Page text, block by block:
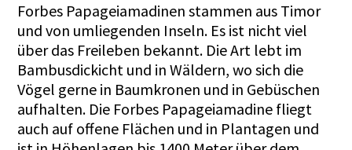
Forbes Papageiamadinen stammen aus Timor
und von umliegenden Inseln. Es ist nicht viel
über das Freileben bekannt. Die Art lebt im
Bambusdickicht und in Wäldern, wo sich die
Vögel gerne in Baumkronen und in Gebüschen
aufhalten. Die Forbes Papageiamadine fliegt
auch auf offene Flächen und in Plantagen und